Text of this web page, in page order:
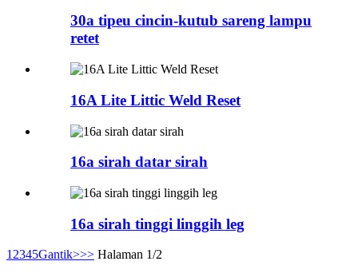
30a tipeu cincin-kutub sareng lampu
retet
16A Lite Littic Weld Reset
16a sirah datar sirah
16a sirah tinggi linggih leg
12345Gantik>>> Halaman 1/2